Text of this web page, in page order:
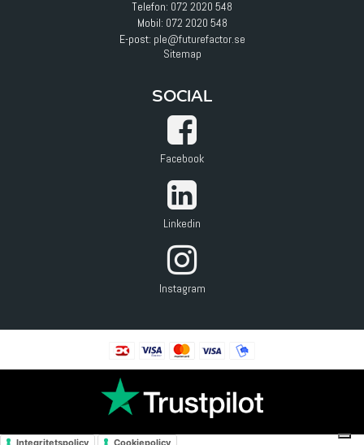
Telefon: 072 2020 548
Mobil: 072 2020 548
E-post: ple@futurefactor.se
Sitemap
SOCIAL
Facebook
Linkedin
Instagram
Integritetspolicy Cookiepolicy